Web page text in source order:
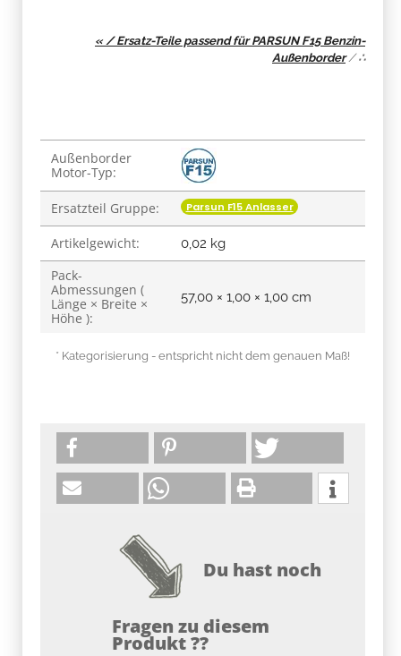
« / Ersatz-Teile passend für PARSUN F15 Benzin-
Außenborder/∴
Produkteigenschaft
Wert
Außenborder
Motor-Typ:
Ersatzteil Gruppe: Parsun F15 Anlasser
Artikelgewicht: 0,02 kg
Pack-
Abmessungen (
Länge × Breite ×
Höhe ):
57,00 × 1,00 × 1,00 cm
* Kategorisierung - entspricht nicht dem genauen Maß!
Du hast noch
Fragen zu diesem
Produkt ??